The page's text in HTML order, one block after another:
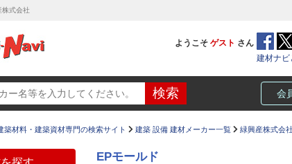
株式会社
ようこそ ゲスト さん
建材ナビ
会
築材料・建築資材専門の検索サイト 建築 設備 建材メーカー一覧 緑興産株式会社
EPモールド